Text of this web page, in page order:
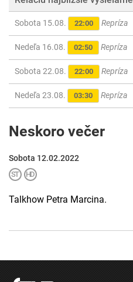
Sobota 15.08. 22:00 Repríza
Nedeľa 16.08. 02:50 Repríza
Sobota 22.08. 22:00 Repríza
Nedeľa 23.08. 03:30 Repríza
Neskoro večer
Sobota 12.02.2022
Talkhow Petra Marcina.